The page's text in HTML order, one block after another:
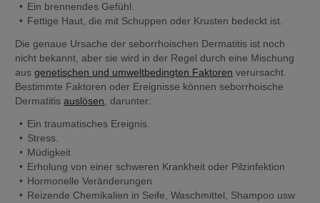
Ein brennendes Gefühl.
Fettige Haut, die mit Schuppen oder Krusten bedeckt ist.
Die genaue Ursache der seborrhoischen Dermatitis ist noch
nicht bekannt, aber sie wird in der Regel durch eine Mischung
aus genetischen und umweltbedingten Faktoren verursacht.
Bestimmte Faktoren oder Ereignisse können seborrhoische
Dermatitis auslösen , darunter:
Ein traumatisches Ereignis.
Stress.
Müdigkeit
Erholung von einer schweren Krankheit oder Pilzinfektion
Hormonelle Veränderungen
Reizende Chemikalien in Seife, Waschmittel, Shampoo usw